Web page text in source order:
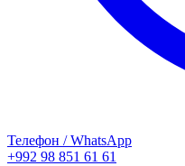
Телефон / WhatsApp
+992 98 851 61 61